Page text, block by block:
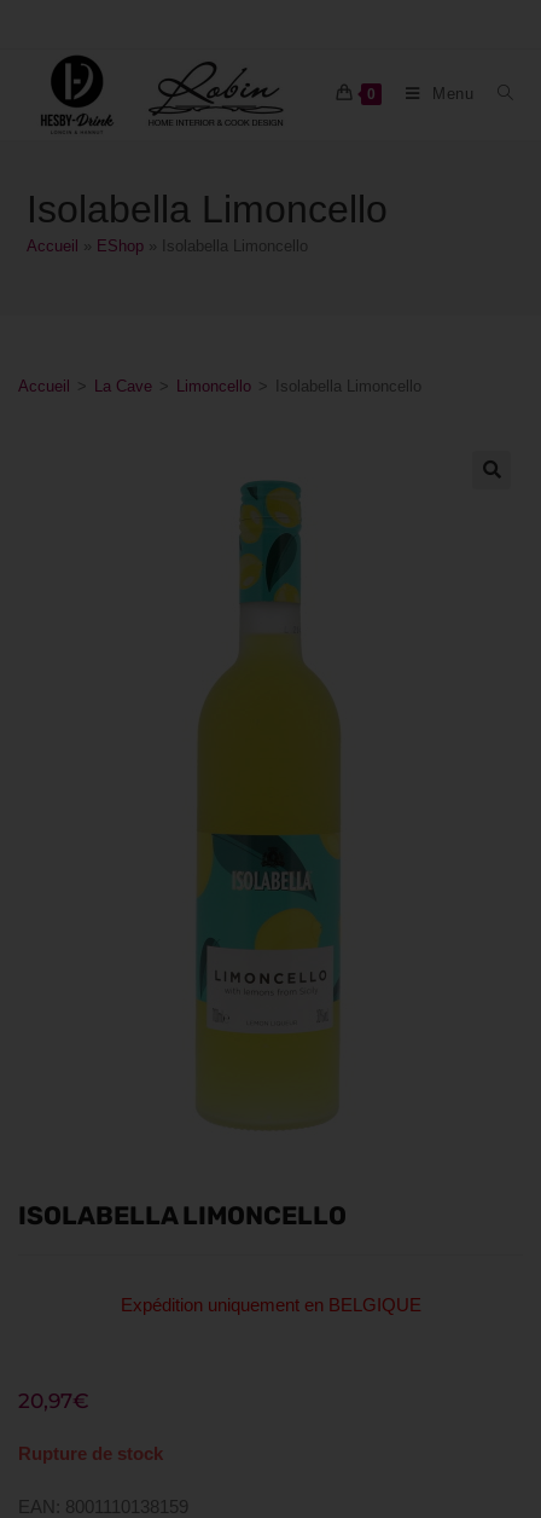
0 Menu
Isolabella Limoncello
Accueil EShop Isolabella Limoncello
Accueil > La Cave > Limoncello > Isolabella Limoncello
ISOLABELLA LIMONCELLO
Expédition uniquement en BELGIQUE
20,97€
Rupture de stock
EAN: 8001110138159